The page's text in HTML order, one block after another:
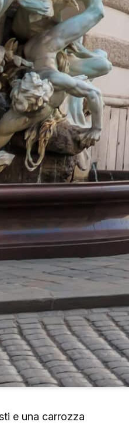
e una carrozza